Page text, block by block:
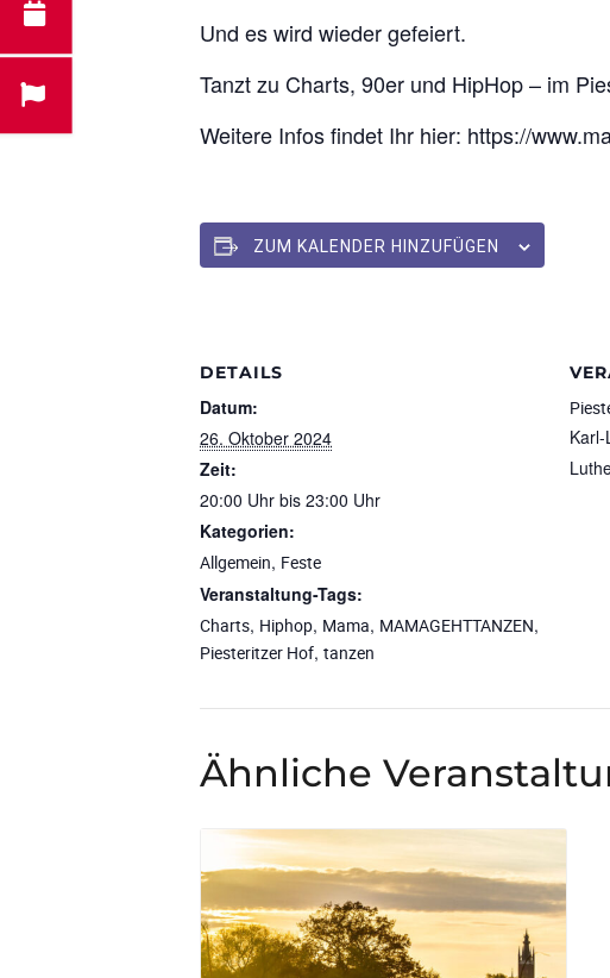
Und es wird wieder gefeiert.
Tanzt zu Charts, 90er und HipHop – im
Weitere Infos findet Ihr hier: https://
ZUM KALENDER HINZUFÜGEN
DETAILS
Datum:
26. Oktober 2024
Zeit:
20:00 Uhr bis 23:00 Uhr
Kategorien:
Allgemein, Feste
Veranstaltung-Tags:
Charts, Hiphop, Mama, MAMAGEHTTANZEN,
Piesteritzer Hof, tanzen
Ähnliche